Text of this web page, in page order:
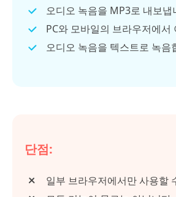
오디오 녹음을 MP3로 내보냅
PC와 모바일의 브라우저에서
오디오 녹음을 텍스트로 녹음
단점:
일부 브라우저에서만 사용할